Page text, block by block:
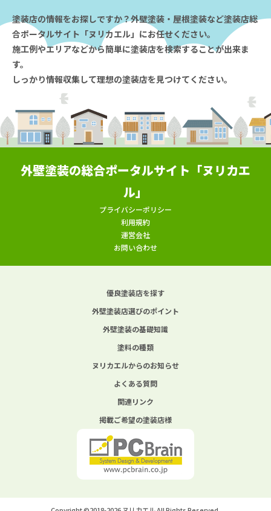
塗装店の情報をお探しですか？外壁塗装・屋根塗装など塗装店総
合ポータルサイト「ヌリカエル」にお任せください。
施工例やエリアなどから簡単に塗装店を検索することが出来ま
す。
しっかり情報収集して理想の塗装店を見つけてください。
外壁塗装の総合ポータルサイト「ヌリカエ
ル」
プライバシーポリシー
利用規約
運営会社
お問い合わせ
優良塗装店を探す
外壁塗装店選びのポイント
外壁塗装の基礎知識
塗料の種類
ヌリカエルからのお知らせ
よくある質問
関連リンク
掲載ご希望の塗装店様